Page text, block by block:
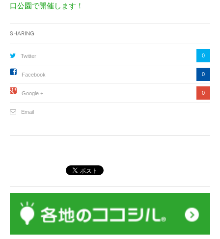
口公園で開催します！
Sharing
Twitter 0
Facebook 0
Google + 0
Email